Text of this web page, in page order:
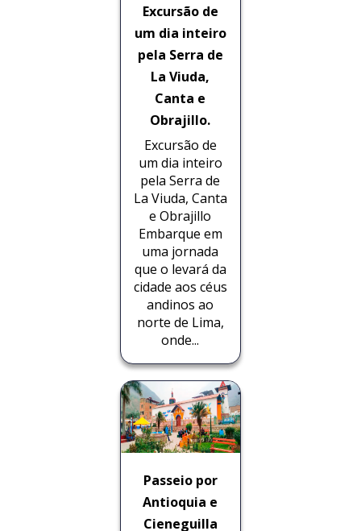
Excursão de
um dia inteiro
pela Serra de
La Viuda,
Canta e
Obrajillo.
Excursão de
um dia inteiro
pela Serra de
La Viuda, Canta
e Obrajillo
Embarque em
uma jornada
que o levará da
cidade aos céus
andinos ao
norte de Lima,
onde...
Passeio por
Antioquia e
Cieneguilla